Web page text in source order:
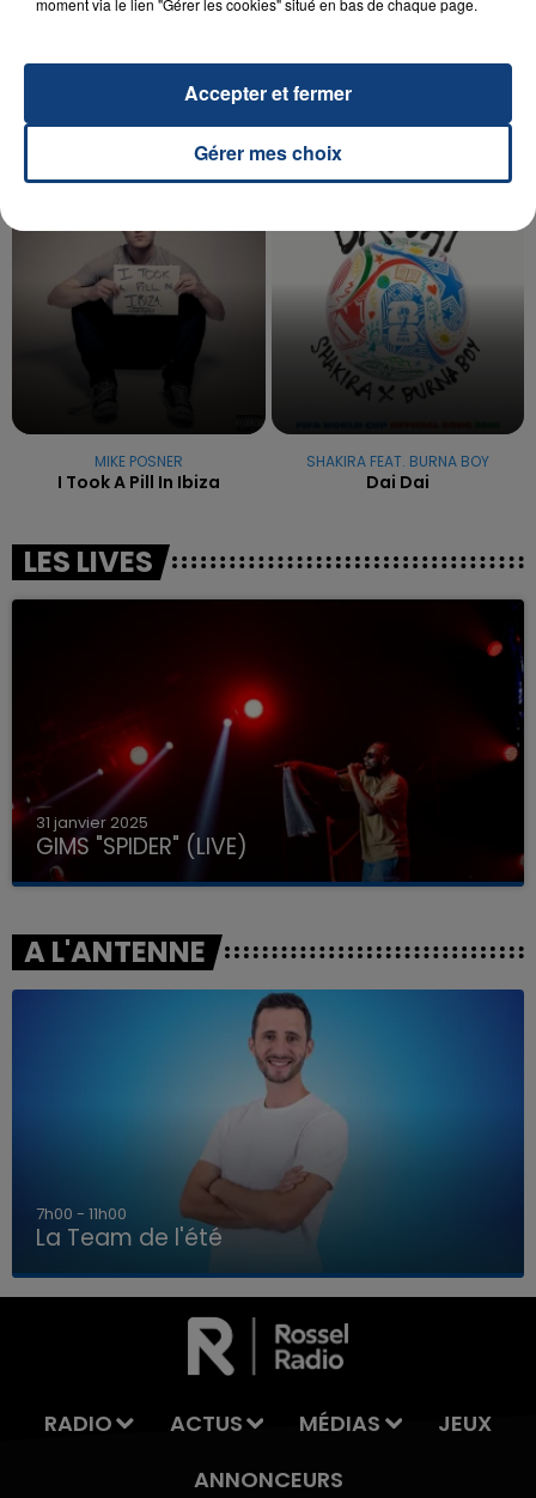
LA TEAM DE L'ÉTÉ
UNE ADOLESCENTE DEVANT SE FAIRE
La famille a porté plainte contre la clinique qui a
reconnu sa responsabilité et présenté ses
excuses.
TITRES DIFFUSÉS
MIKE POSNER
I Took A Pill In Ibiza
SHAKIRA FEAT. BURNA BOY
Dai Dai
LES LIVES
31 janvier 2025
GIMS "SPIDER" (LIVE)
A L'ANTENNE
7h00 - 11h00
La Team de l'été
RADIO ACTUS MÉDIAS
JEUX
ANNONCEURS
moment via le lien "Gérer les cookies" situé en bas de chaque page.
Gérer mes choix
Accepter et fermer